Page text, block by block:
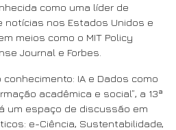
como uma líder de
notícias nos Estados Unidos e
meios como o MIT Policy
Journal e Forbes.
conhecimento: IA e Dados como
acadêmica e social”, a 13ª
um espaço de discussão em
e-Ciência, Sustentabilidade,